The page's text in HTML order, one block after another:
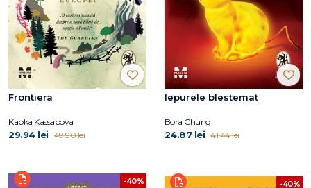
Frontiera
Kapka Kassabova
29.94 lei 49.90 lei
Iepurele blestemat
Bora Chung
24.87 lei 41.44 lei
-40% -40%